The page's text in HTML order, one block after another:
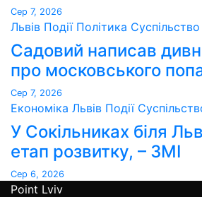
Сер 7, 2026
Львів Події Політика Суспільство
Садовий написав
про московського
Сер 7, 2026
Економіка Львів Події
У Сокільниках біля
етап розвитку, – ЗМІ
Сер 6, 2026
Point Lviv